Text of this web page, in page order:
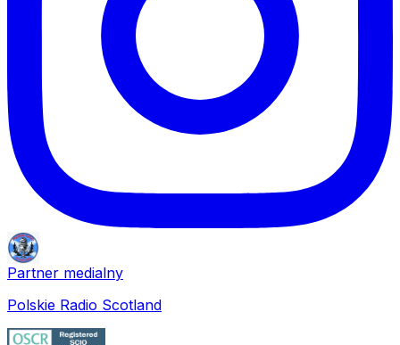
Partner medialny
Polskie Radio Scotland